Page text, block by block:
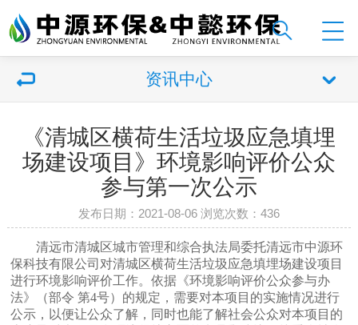
资讯中心
《清城区横荷生活垃圾应急填埋
场建设项目》环境影响评价公众
参与第一次公示
发布日期：2021-08-06 浏览次数： 436
清远市清城区城市管理和综合执法局委托清远市中源环
保科技有限公司对清城区横荷生活垃圾应急填埋场建设项目
进行环境影响评价工作。依据《环境影响评价公众参与办
法》（部令 第4号）的规定，需要对本项目的实施情况进行
公示，以便让公众了解，同时也能了解社会公众对本项目的